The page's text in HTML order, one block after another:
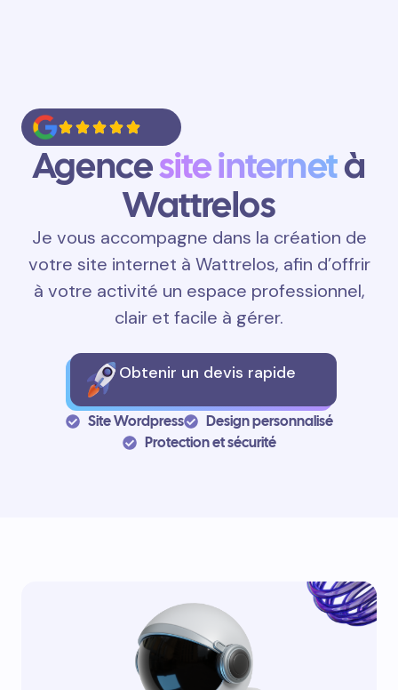
Agencesite internetà
Wattrelos
Je vous accompagne dans la création de
votre site internet à Wattrelos, afin d’offrir
à votre activité un espace professionnel,
clair et facile à gérer.
Obtenir un devis rapide
Site Wordpress
Design personnalisé
Protection et sécurité